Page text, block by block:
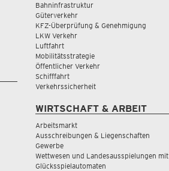
Bahninfrastruktur
Güterverkehr
KFZ-Überprüfung & Genehmigung
LKW Verkehr
Luftfahrt
Mobilitätsstrategie
Öffentlicher Verkehr
Schifffahrt
Verkehrssicherheit
WIRTSCHAFT & ARBEIT
Arbeitsmarkt
Ausschreibungen & Liegenschaften
Gewerbe
Wettwesen und Landesausspielungen mit
Glücksspielautomaten